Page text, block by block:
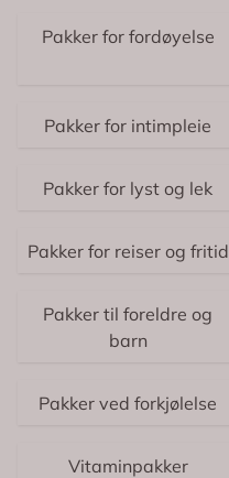
Pakker for fordøyelse
Pakker for intimpleie
Pakker for lyst og lek
Pakker for reiser og fritid
Pakker til foreldre og
barn
Pakker ved forkjølelse
Vitaminpakker